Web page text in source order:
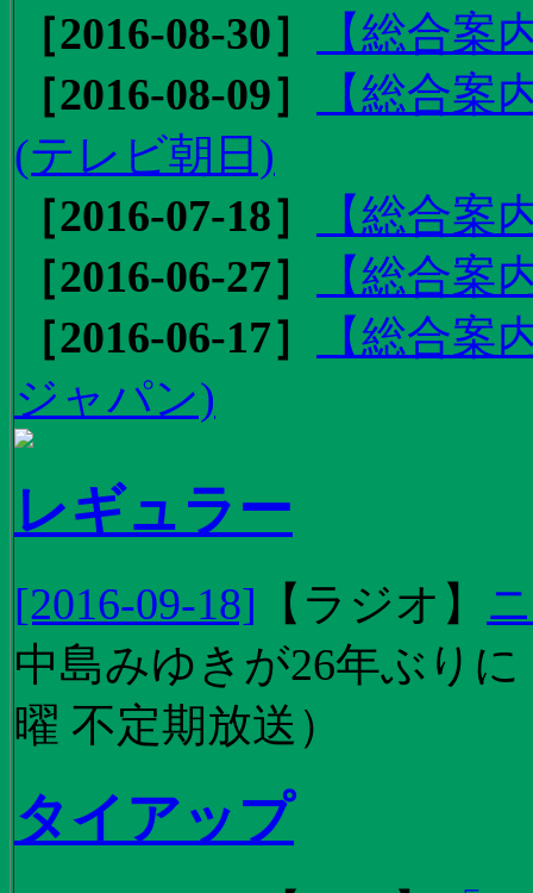
［2016-08-30］
【総合
［2016-08-09］
【総合
(テレビ朝日)
［2016-07-18］
【総合案
［2016-06-27］
【総合案
［2016-06-17］
【総合
ジャパン)
レギュラー
[2016-09-18] 【 ラジオ 】
中島みゆきが26年ぶり
曜 不定期放送）
タイアップ